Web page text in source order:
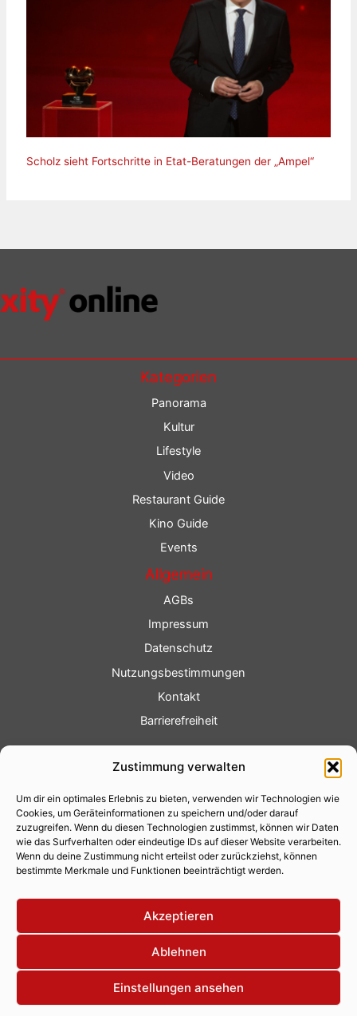
Zustimmung verwalten
Um dir ein optimales Erlebnis zu bieten, verwenden wir Technologien wie
Cookies, um Geräteinformationen zu speichern und/oder darauf
zuzugreifen. Wenn du diesen Technologien zustimmst, können wir Daten
wie das Surfverhalten oder eindeutige IDs auf dieser Website verarbeiten.
Wenn du deine Zustimmung nicht erteilst oder zurückziehst, können
bestimmte Merkmale und Funktionen beeinträchtigt werden.
Akzeptieren
Ablehnen
Einstellungen ansehen
Scholz sieht Fortschritte in Etat-Beratungen der „Ampel“
Kategorien
Panorama
Kultur
Lifestyle
Video
Restaurant Guide
Kino Guide
Events
Allgemein
AGBs
Impressum
Datenschutz
Nutzungsbestimmungen
Kontakt
Barrierefreiheit
Fotoservice
Videoservice
Werbung
Contenterstellung
Lokalnachrichten
Lokalfernsehen
Eventkalender